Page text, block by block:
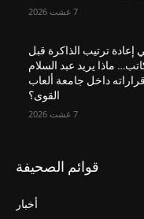
7 غشت 2026
إعادة ترتيب الذاكرة قبل
ماذا يريد عبد السلام
داخل جامعة ألعاب
القوى؟
7 غشت 2026
قوائم الصحيفة
أخبار